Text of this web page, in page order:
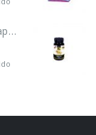
Berberina 500mg 60 caps naturmil